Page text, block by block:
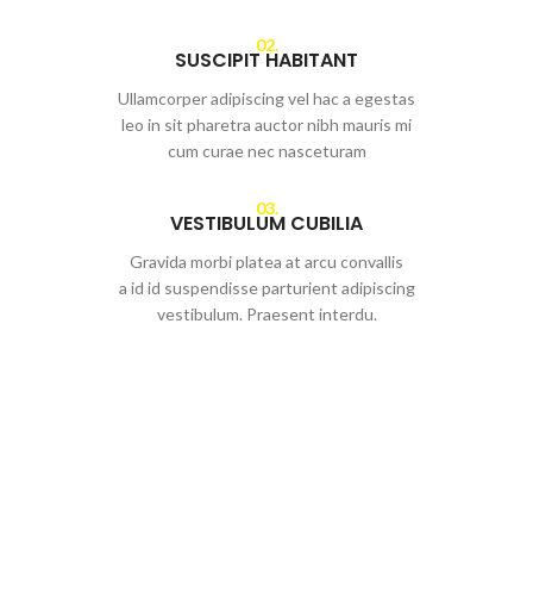
02.
SUSCIPIT HABITANT
Ullamcorper adipiscing vel hac a egestas
leo in sit pharetra auctor nibh mauris mi
cum curae nec nasceturam
03.
VESTIBULUM CUBILIA
Gravida morbi platea at arcu convallis
a id id suspendisse parturient adipiscing
vestibulum. Praesent interdu.